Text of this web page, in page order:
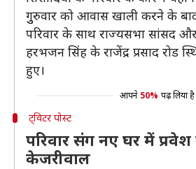
गुुरुवार को आवास खाली करने के
परिवार के साथ राज्यसभा सांसद और
हरभजन सिंह के राजेंद्र प्रसाद रोड
हुए।
आपने 50% पढ़ लिया है
ट्विटर पोस्ट
परिवार संग नए घर में
केजरीवाल